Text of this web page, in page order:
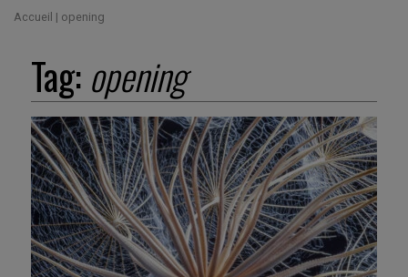
Accueil | opening
Tag: opening